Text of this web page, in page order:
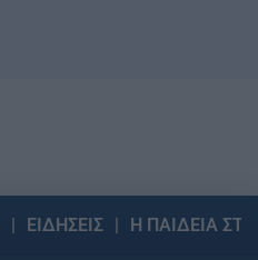
ΕΙΔΗΣΕΙΣ Η ΠΑΙΔΕΙΑ